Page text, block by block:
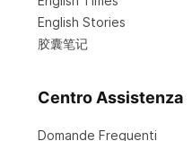
English Stories
胶囊笔记
Centro Assistenza
Domande Frequenti